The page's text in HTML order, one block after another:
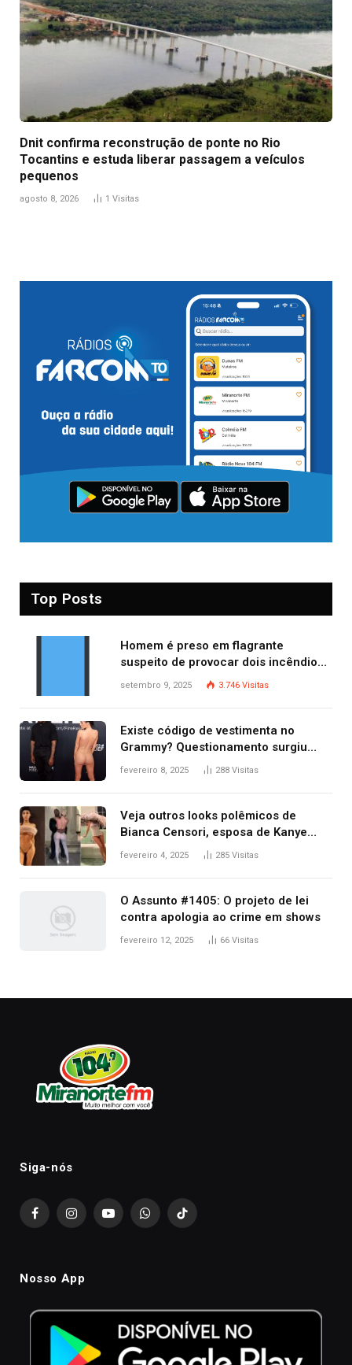
Dnit confirma reconstrução de ponte no Rio
Tocantins e estuda liberar passagem a veículos
pequenos
agosto 8, 2026 1 Visitas
Top Posts
Homem é preso em flagrante
suspeito de provocar dois incêndios
criminosos no mesmo dia
setembro 9, 2025 3.746 Visitas
Existe código de vestimenta no
Grammy? Questionamento surgiu
após Bianca Censori, mulher de
fevereiro 8, 2025 288 Visitas
Veja outros looks polêmicos de
Bianca Censori, esposa de Kanye
West que apareceu nua no Grammy
fevereiro 4, 2025 285 Visitas
O Assunto #1405: O projeto de lei
contra apologia ao crime em shows
fevereiro 12, 2025 66 Visitas
Siga-nós
FacebookInstagramYouTubeWhatsAppTikTok
Nosso App